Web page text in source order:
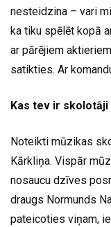
nesteidzina – vari
ka tiku spēlēt kopā
ar pārējiem
satikties. Ar
Kas tev ir
Noteikti mūzikas
Kārkliņa. Vispār
nosaucu dzīves
draugs Normunds
pateicoties viņam,